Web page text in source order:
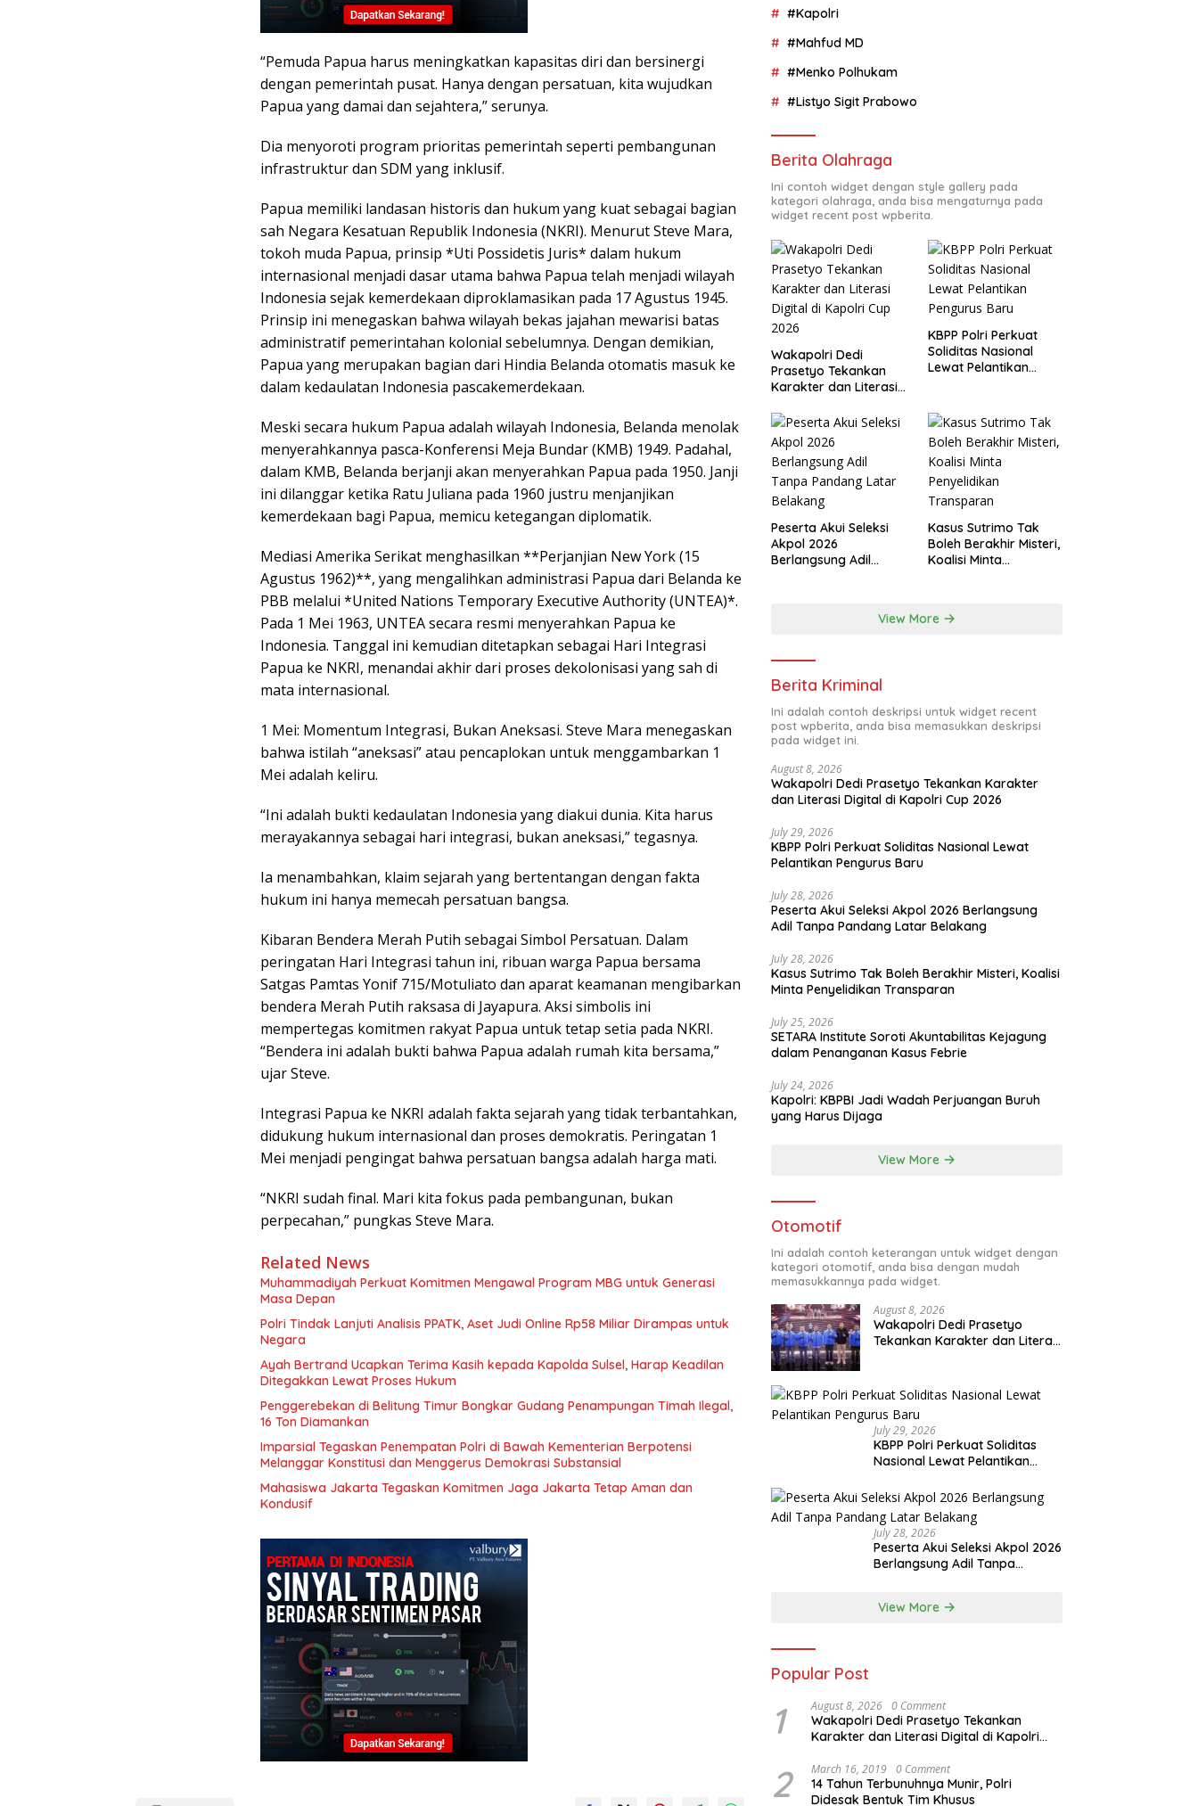
“Pemuda Papua harus meningkatkan kapasitas diri dan bersinergi
dengan pemerintah pusat. Hanya dengan persatuan, kita wujudkan
Papua yang damai dan sejahtera,” serunya.
Dia menyoroti program prioritas pemerintah seperti pembangunan
infrastruktur dan SDM yang inklusif.
Papua memiliki landasan historis dan hukum yang kuat sebagai bagian
sah Negara Kesatuan Republik Indonesia (NKRI). Menurut Steve Mara,
tokoh muda Papua, prinsip *Uti Possidetis Juris* dalam hukum
internasional menjadi dasar utama bahwa Papua telah menjadi wilayah
Indonesia sejak kemerdekaan diproklamasikan pada 17 Agustus 1945.
Prinsip ini menegaskan bahwa wilayah bekas jajahan mewarisi batas
administratif pemerintahan kolonial sebelumnya. Dengan demikian,
Papua yang merupakan bagian dari Hindia Belanda otomatis masuk ke
dalam kedaulatan Indonesia pascakemerdekaan.
Meski secara hukum Papua adalah wilayah Indonesia, Belanda menolak
menyerahkannya pasca-Konferensi Meja Bundar (KMB) 1949. Padahal,
dalam KMB, Belanda berjanji akan menyerahkan Papua pada 1950. Janji
ini dilanggar ketika Ratu Juliana pada 1960 justru menjanjikan
kemerdekaan bagi Papua, memicu ketegangan diplomatik.
Mediasi Amerika Serikat menghasilkan **Perjanjian New York (15
Agustus 1962)**, yang mengalihkan administrasi Papua dari Belanda ke
PBB melalui *United Nations Temporary Executive Authority (UNTEA)*.
Pada 1 Mei 1963, UNTEA secara resmi menyerahkan Papua ke
Indonesia. Tanggal ini kemudian ditetapkan sebagai Hari Integrasi
Papua ke NKRI, menandai akhir dari proses dekolonisasi yang sah di
mata internasional.
1 Mei: Momentum Integrasi, Bukan Aneksasi. Steve Mara menegaskan
bahwa istilah “aneksasi” atau pencaplokan untuk menggambarkan 1
Mei adalah keliru.
“Ini adalah bukti kedaulatan Indonesia yang diakui dunia. Kita harus
merayakannya sebagai hari integrasi, bukan aneksasi,” tegasnya.
Ia menambahkan, klaim sejarah yang bertentangan dengan fakta
hukum ini hanya memecah persatuan bangsa.
Kibaran Bendera Merah Putih sebagai Simbol Persatuan. Dalam
peringatan Hari Integrasi tahun ini, ribuan warga Papua bersama
Satgas Pamtas Yonif 715/Motuliato dan aparat keamanan mengibarkan
bendera Merah Putih raksasa di Jayapura. Aksi simbolis ini
mempertegas komitmen rakyat Papua untuk tetap setia pada NKRI.
“Bendera ini adalah bukti bahwa Papua adalah rumah kita bersama,”
ujar Steve.
Integrasi Papua ke NKRI adalah fakta sejarah yang tidak terbantahkan,
didukung hukum internasional dan proses demokratis. Peringatan 1
Mei menjadi pengingat bahwa persatuan bangsa adalah harga mati.
“NKRI sudah final. Mari kita fokus pada pembangunan, bukan
perpecahan,” pungkas Steve Mara.
Related News
Muhammadiyah Perkuat Komitmen Mengawal Program MBG untuk Generasi
Masa Depan
Polri Tindak Lanjuti Analisis PPATK, Aset Judi Online Rp58 Miliar Dirampas untuk
Negara
Ayah Bertrand Ucapkan Terima Kasih kepada Kapolda Sulsel, Harap Keadilan
Ditegakkan Lewat Proses Hukum
Penggerebekan di Belitung Timur Bongkar Gudang Penampungan Timah Ilegal,
16 Ton Diamankan
Imparsial Tegaskan Penempatan Polri di Bawah Kementerian Berpotensi
Melanggar Konstitusi dan Menggerus Demokrasi Substansial
Mahasiswa Jakarta Tegaskan Komitmen Jaga Jakarta Tetap Aman dan
Kondusif
#Kapolri
#Mahfud MD
#Menko Polhukam
#Listyo Sigit Prabowo
Berita Olahraga
Ini contoh widget dengan style gallery pada
kategori olahraga, anda bisa mengaturnya pada
widget recent post wpberita.
Wakapolri Dedi
Prasetyo Tekankan
Karakter dan Literasi
2026
KBPP Polri Perkuat
Soliditas Nasional
Lewat Pelantikan
Peserta Akui Seleksi
Akpol 2026
Berlangsung Adil
Kasus Sutrimo Tak
Boleh Berakhir Misteri,
Koalisi Minta
View More
Berita Kriminal
Ini adalah contoh deskripsi untuk widget recent
post wpberita, anda bisa memasukkan deskripsi
pada widget ini.
August 8, 2026
Wakapolri Dedi Prasetyo Tekankan Karakter
dan Literasi Digital di Kapolri Cup 2026
July 29, 2026
KBPP Polri Perkuat Soliditas Nasional Lewat
Pelantikan Pengurus Baru
July 28, 2026
Peserta Akui Seleksi Akpol 2026 Berlangsung
Adil Tanpa Pandang Latar Belakang
July 28, 2026
Kasus Sutrimo Tak Boleh Berakhir Misteri, Koalisi
Minta Penyelidikan Transparan
July 25, 2026
SETARA Institute Soroti Akuntabilitas Kejagung
dalam Penanganan Kasus Febrie
July 24, 2026
Kapolri: KBPBI Jadi Wadah Perjuangan Buruh
yang Harus Dijaga
View More
Otomotif
Ini adalah contoh keterangan untuk widget dengan
kategori otomotif, anda bisa dengan mudah
memasukkannya pada widget.
August 8, 2026
Wakapolri Dedi Prasetyo
Tekankan Karakter dan Literasi
July 29, 2026
KBPP Polri Perkuat Soliditas
Nasional Lewat Pelantikan
July 28, 2026
Peserta Akui Seleksi Akpol 2026
Berlangsung Adil Tanpa
View More
Popular Post
1 August 8, 2026 0 Comment
Wakapolri Dedi Prasetyo Tekankan
Karakter dan Literasi Digital di Kapolri
2 March 16, 2019 0 Comment
14 Tahun Terbunuhnya Munir, Polri
Didesak Bentuk Tim Khusus